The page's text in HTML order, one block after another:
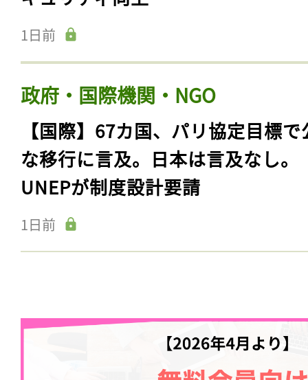
1日前
政府・国際機関・NGO
【国際】67カ国、パリ協定目標で
な移行に言及。日本は言及なし。
UNEPが制度設計要請
1日前